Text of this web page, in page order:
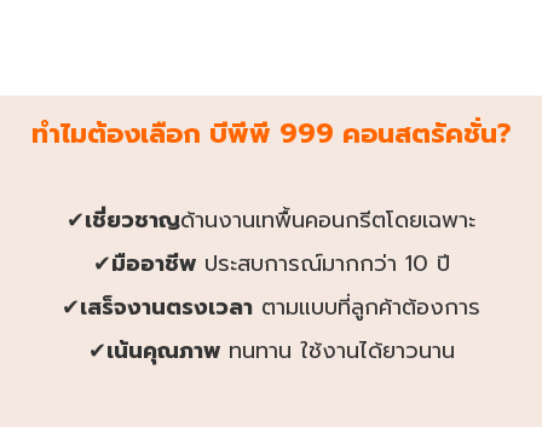
ทำไมต้องเลือก บีพีพี 999 คอนสตรัคชั่น?
✔เชี่ยวชาญด้านงานเทพื้นคอนกรีตโดยเฉพาะ
✔มืออาชีพประสบการณ์มากกว่า 10 ปี
✔เสร็จงานตรงเวลา ตามแบบที่ลูกค้าต้องการ
✔เน้นคุณภาพทนทาน ใช้งานได้ยาวนาน